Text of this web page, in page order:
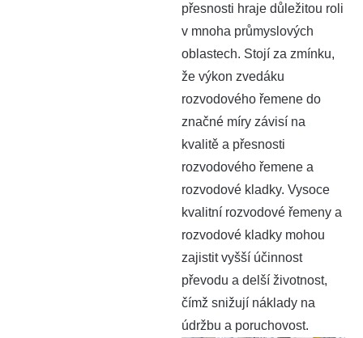
přesnosti hraje důležitou roli
v mnoha průmyslových
oblastech. Stojí za zmínku,
že výkon zvedáku
rozvodového řemene do
značné míry závisí na
kvalitě a přesnosti
rozvodového řemene a
rozvodové kladky. Vysoce
kvalitní rozvodové řemeny a
rozvodové kladky mohou
zajistit vyšší účinnost
převodu a delší životnost,
čímž snižují náklady na
údržbu a poruchovost.